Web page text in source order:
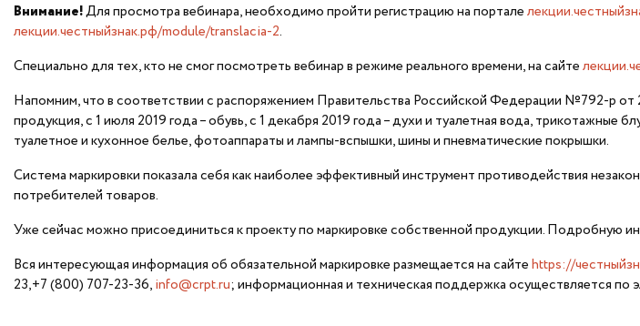
Внимание!Для просмотра вебинара, необходимо пройти регистрацию на порталел
лекции.честныйзнак.рф/module/translacia-2.
Специально для тех, кто не смог посмотреть вебинар в режиме реального времени, на сайте
Напомним, что в соответствии с распоряжением Правительства Российской Федерации №792-р от
продукция, с 1 июля 2019 года – обувь, с 1 декабря 2019 года – духи и туалетная вода, трикотажные
туалетное и кухонное белье, фотоаппараты и лампы-вспышки, шины и пневматические покрышки.
Система маркировки показала себя как наиболее эффективный инструмент противодействия
потребителей товаров.
Уже сейчас можно присоединиться к проекту по маркировке собственной продукции. Подробную
Вся интересующая информация об обязательной маркировке размещается на сайтеhttps://
23,+7 (800) 707-23-36,info@crpt.ru; информационная и техническая поддержка осуществляется по